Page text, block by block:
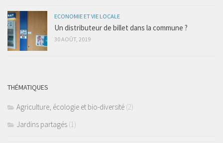
ECONOMIE ET VIE LOCALE
Un distributeur de billet dans la commune ?
30 AOÛT, 2019
THÉMATIQUES
Agriculture, écologie et bio-diversité (2)
Jardins partagés (1)